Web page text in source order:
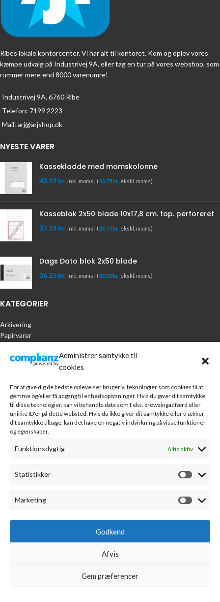
Administrer samtykke til
cookies
For at give dig de bedste oplevelser bruger vi teknologier som cookies til at
gemme og/eller få adgang til enhedsoplysninger. Hvis du giver dit samtykke
til disse teknologier, kan vi behandle data som f.eks. browsingadfærd eller
unikke ID'er på dette websted. Hvis du ikke giver dit samtykke eller trækker
dit samtykke tilbage, kan det have en negativ indvirkning på visse funktioner
og egenskaber.
Funktionsdygtig Altid aktiv
Statistikker
Marketing
Godkend
Afvis
Gem præferencer
Ribes lokale kontorcenter. Vi har alt til kontoret. Kom og oplev vores
kæmpe udvalg på Industrivej 9A, eller tag en tur på vores webshop, som
rummer mere end 8000 varenumre!
Industrivej 9A, 6760 Ribe
Telefon: 7199 2223
Mail: arj@arjshop.dk
NYESTE VARER
Kassekladde med momskolonne
42.19 kr. Inkl. moms | (33.75 kr. ekskl. moms)
Kasseblok 2x50 blade 10x17,8 cm. top. perforeret
37.19 kr. Inkl. moms | (29.75 kr. ekskl. moms)
Dags Dato blok 2x50 blade
36.25 kr. Inkl. moms | (29.00 kr. ekskl. moms)
KATEGORIER
Arkivering
Papirvarer
Skriveartikler
Blæk & Tonere
KUNDESERVICE
Handelsbetingelser
Om A.R. Jørgensen Kontorcenter
Markedsføring
Leverandører
Kontakt